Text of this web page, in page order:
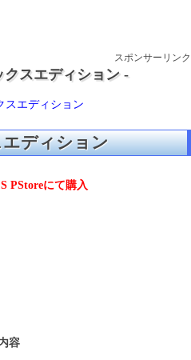
スポンサーリンク
スエディション -
スエディション
ディション
PStoreにて購入
容